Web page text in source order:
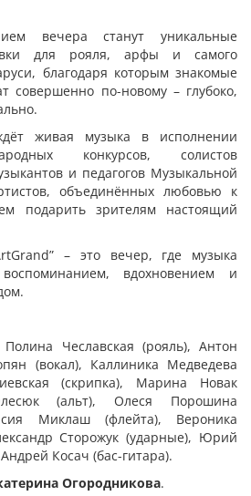
вечера станут уникальные
для рояля, арфы и самого
благодаря которым знакомые
совершенно по-новому – глубоко,
живая музыка в исполнении
конкурсов, солистов
и педагогов Музыкальной
объединённых любовью к
подарить зрителям настоящий
– это вечер, где музыка
вдохновением и
Чеславская (рояль), Антон
(вокал), Каллиника Медведева
(скрипка), Марина Новак
(альт), Олеся Порошина
Миклаш (флейта), Вероника
Сторожук (ударные), Юрий
Косач (бас-гитара).
Огородникова.